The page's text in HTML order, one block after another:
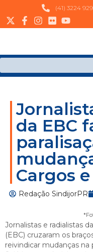
(41) 3224
da EBC
Cargos
Redação SindijorPR
Jornalistas e radialistas
(EBC) cruzaram os
reivindicar mudanças